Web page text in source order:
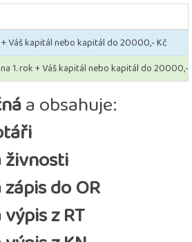
+ Váš kapitál nebo kapitál do 20000,- Kč
1. rok + Váš kapitál nebo kapitál do 20000,-
a obsahuje:
živnosti
zápis do OR
z RT